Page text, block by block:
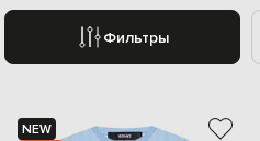
Фильтры
NEW